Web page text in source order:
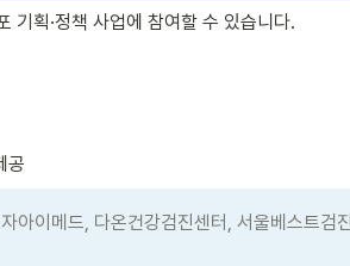
기획·정책 사업에 참여할 수 있습니다.
공
아이메드, 다온건강검진센터, 서울베스트검